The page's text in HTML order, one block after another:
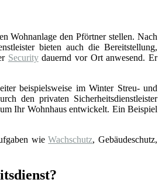
Wohnanlage den Pförtner stellen. Nach
bieten auch die Bereitstellung,
Securitydauernd vor Ort anwesend. Er
beispielsweise im Winter Streu- und
den privaten Sicherheitsdienstleister
Ihr Wohnhaus entwickelt. Ein Beispiel
wieWachschutz, Gebäudeschutz,